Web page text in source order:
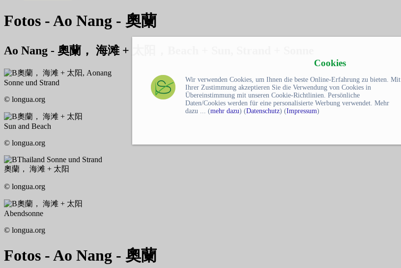
Cookies
Wir verwenden Cookies, um Ihnen die beste Online-Erfahrung zu bieten. Mit
Ihrer Zustimmung akzeptieren Sie die Verwendung von Cookies in
Übereinstimmung mit unseren Cookie-Richtlinien. Persönliche
Daten/Cookies werden für eine personalisierte Werbung verwendet. Mehr
dazu ... (mehr dazu) (Datenschutz) (Impressum)
Fotos - Ao Nang - 奧蘭
Ao Nang - 奧蘭， 海滩 + 太阳，Beach + Sun, Strand + Sonne
奧蘭， 海滩 + 太阳, Aonang
Sonne und Strand
© longua.org
奧蘭， 海滩 + 太阳
Sun and Beach
© longua.org
Thailand Sonne und Strand
奧蘭， 海滩 + 太阳
© longua.org
奧蘭， 海滩 + 太阳
Abendsonne
© longua.org
Fotos - Ao Nang - 奧蘭